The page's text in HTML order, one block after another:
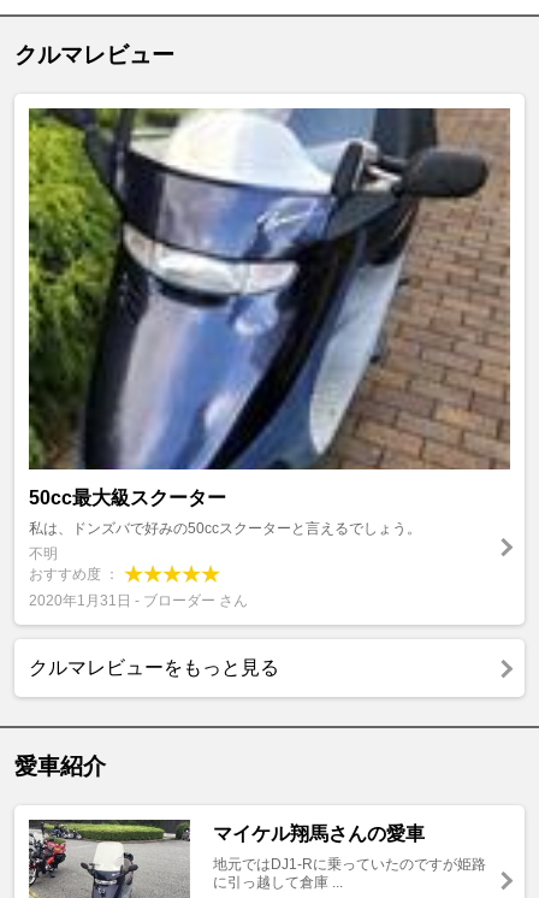
クルマレビュー
50cc最大級スクーター
私は、ドンズバで好みの50ccスクーターと言えるでしょう。
不明
おすすめ度 ：
2020年1月31日 - ブローダー さん
クルマレビューをもっと見る
愛車紹介
マイケル翔馬さんの愛車
地元ではDJ1-Rに乗っていたのですが姫路
に引っ越して倉庫 ...